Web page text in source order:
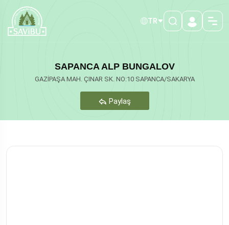
TR
SAPANCA ALP BUNGALOV
GAZİPAŞA MAH. ÇINAR SK. NO:10 SAPANCA/SAKARYA
Paylaş